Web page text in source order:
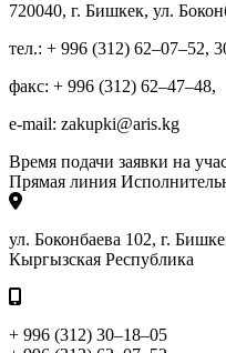
720040, г. Бишкек, ул.
тел.: + 996 (312) 62–07–52,
факс: + 996 (312) 62–47–48,
e-mail: zakupki@aris.kg
Время подачи заявки на
Прямая линия
ул. Боконбаева 102, г.
Кыргызская Республика
+ 996 (312) 30–18–05